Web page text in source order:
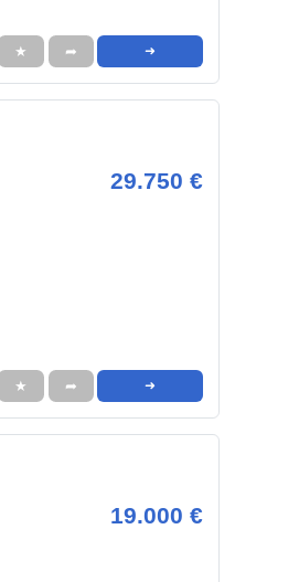
★ ➦ ➜
29.750 €
★ ➦ ➜
19.000 €